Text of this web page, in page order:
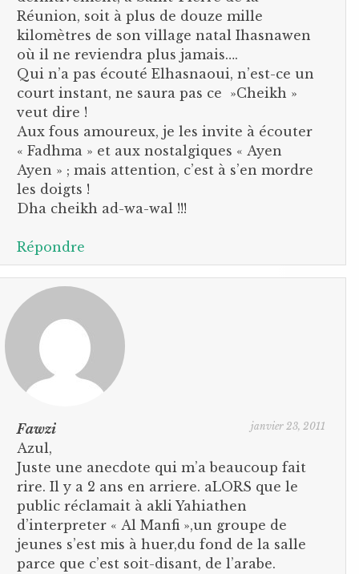
Réunion, soit à plus de douze mille
kilomètres de son village natal Ihasnawen
où il ne reviendra plus jamais….
Qui n’a pas écouté Elhasnaoui, n’est-ce un
court instant, ne saura pas ce »Cheikh »
veut dire !
Aux fous amoureux, je les invite à écouter
« Fadhma » et aux nostalgiques « Ayen
Ayen » ; mais attention, c’est à s’en mordre
les doigts !
Dha cheikh ad-wa-wal !!!
Répondre
Fawzi janvier 23, 2011
Azul,
Juste une anecdote qui m’a beaucoup fait
rire. Il y a 2 ans en arriere. aLORS que le
public réclamait à akli Yahiathen
d’interpreter « Al Manfi »,un groupe de
jeunes s’est mis à huer,du fond de la salle
parce que c’est soit-disant, de l’arabe.